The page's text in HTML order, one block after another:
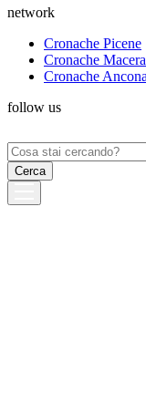
network
Cronache Picene
Cronache
Cronache Ancona
follow us
Ricerca
per: